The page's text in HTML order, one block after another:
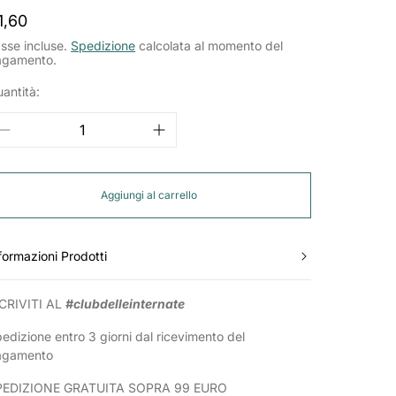
incluse. Spedizione calcolata al momento del
Aggiungi al carrello
Prodotti
AL#clubdelleinternate
entro 3 giorni dal ricevimento del
GRATUITA SOPRA 99 EURO